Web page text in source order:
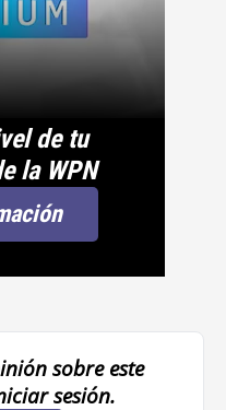
de tu
la WPN
sobre este
sesión.